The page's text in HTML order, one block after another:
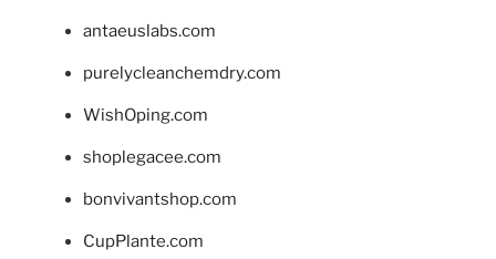
antaeuslabs.com
purelycleanchemdry.com
WishOping.com
shoplegacee.com
bonvivantshop.com
CupPlante.com